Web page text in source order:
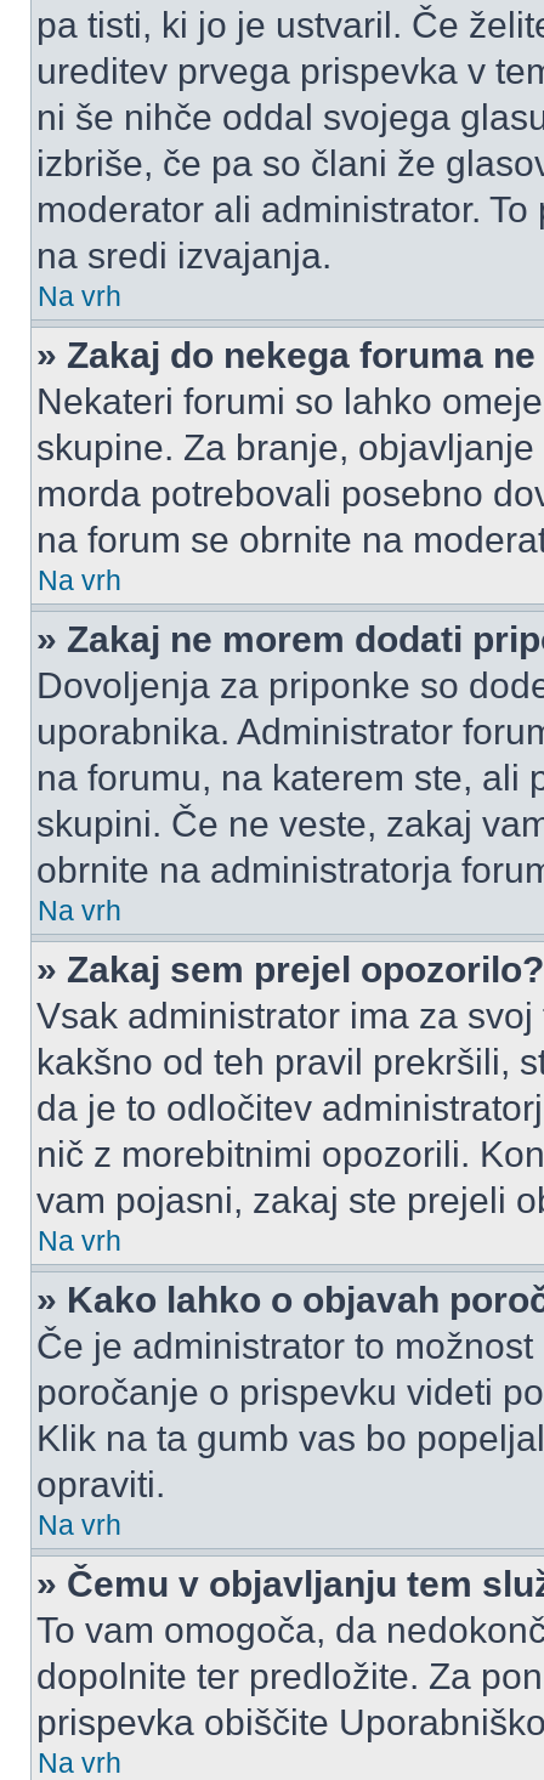
pa tisti, ki jo je ustvaril. Če
ureditev prvega prispevka v
ni še nihče oddal svojega
izbriše, če pa so člani že
moderator ali administrator.
na sredi izvajanja.
Na vrh
» Zakaj do nekega foruma
Nekateri forumi so lahko
skupine. Za branje,
morda potrebovali posebno
na forum se obrnite na
Na vrh
» Zakaj ne morem dodati
Dovoljenja za priponke so
uporabnika. Administrator
na forumu, na katerem ste, ali
skupini. Če ne veste, zakaj
obrnite na administratorja
Na vrh
» Zakaj sem prejel opozorilo?
Vsak administrator ima za
kakšno od teh pravil prekršili,
da je to odločitev
nič z morebitnimi opozorili.
vam pojasni, zakaj ste prejeli
Na vrh
» Kako lahko o objavah
Če je administrator to
poročanje o prispevku videti
Klik na ta gumb vas bo
opraviti.
Na vrh
» Čemu v objavljanju tem
To vam omogoča, da
dopolnite ter predložite. Za
prispevka obiščite
Na vrh